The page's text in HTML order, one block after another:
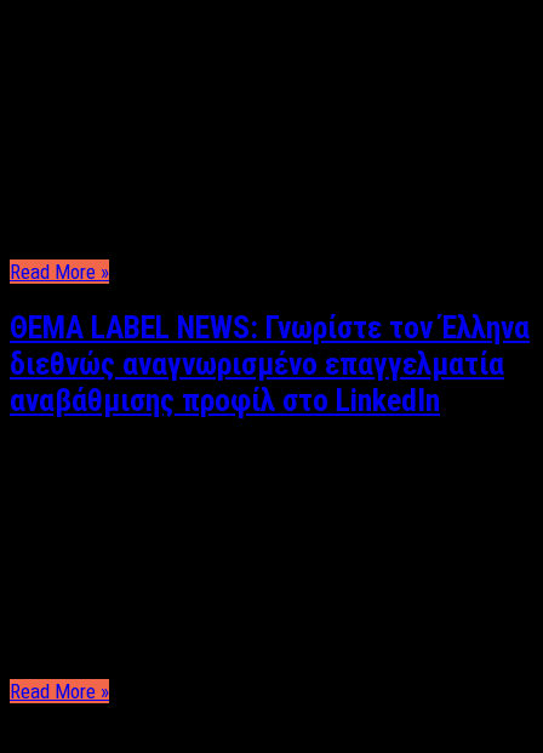
Read More »
ΘΕΜΑ LABEL NEWS: Γνωρίστε τον Έλληνα
διεθνώς αναγνωρισμένο επαγγελματία
αναβάθμισης προφίλ στο LinkedIn
Read More »